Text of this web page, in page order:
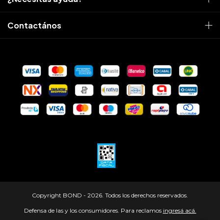
Contactános
Copyright BOND - 2026. Todos los derechos reservados.
Defensa de las y los consumidores. Para reclamos ingresá acá.